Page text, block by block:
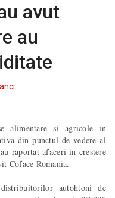
avut
au
alimentare si agricole in
din punctul de vedere al
raportat afaceri in crestere
Coface Romania.
autohtoni de